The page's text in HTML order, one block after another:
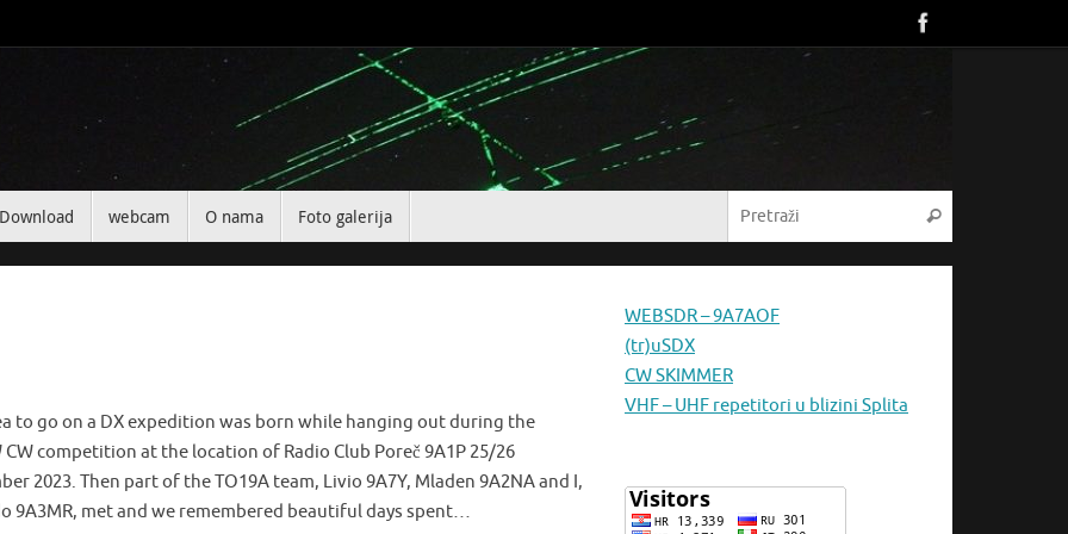
Download webcam O nama Foto galerija Pretraži
to go on a DX expedition was born while hanging out during the
CW competition at the location of Radio Club Poreč 9A1P 25/26
2023. Then part of the TO19A team, Livio 9A7Y, Mladen 9A2NA and I,
9A3MR, met and we remembered beautiful days spent…
WEBSDR – 9A7AOF
(tr)uSDX
CW SKIMMER
VHF – UHF repetitori u blizini Splita